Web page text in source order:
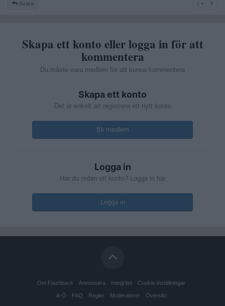
Eller är det något annat? Vad tror ni?
Svara
Skapa ett konto eller logga in för att
kommentera
Du måste vara medlem för att kunna kommentera
Skapa ett konto
Det är enkelt att registrera ett nytt konto
Bli medlem
Logga in
Har du redan ett konto? Logga in här
Logga in
Om Flashback Annonsera Integritet Cookie-inställningar
A-Ö FAQ Regler Moderatorer Översikt